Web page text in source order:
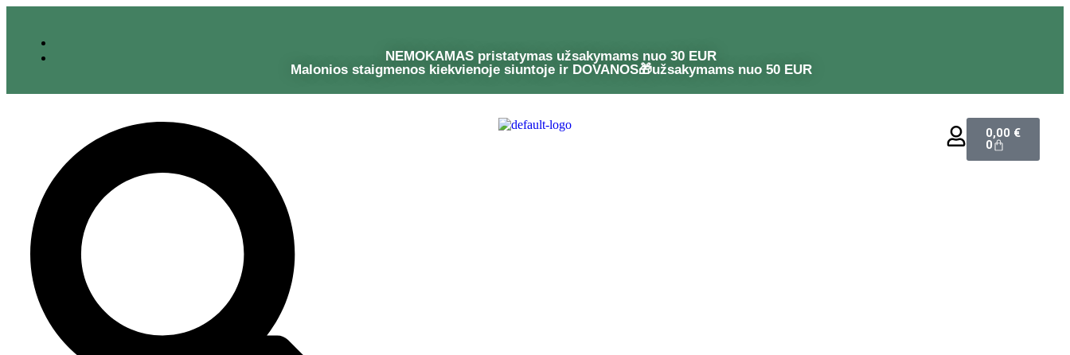
NEMOKAMAS pristatymas užsakymams nuo 30 EUR
Malonios staigmenos kiekvienoje siuntoje ir DOVANOS🎁užsakymams nuo 50 EUR
0,00 €
0